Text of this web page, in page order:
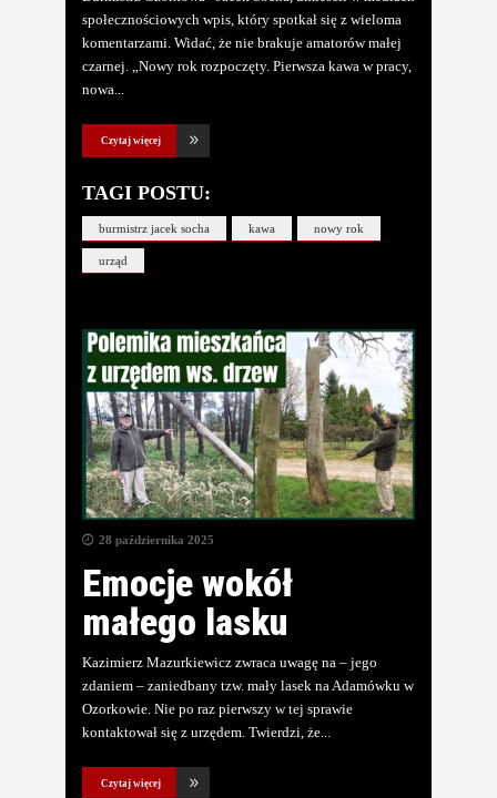
społecznościowych wpis, który spotkał się z wieloma
komentarzami. Widać, że nie brakuje amatorów małej
czarnej. „Nowy rok rozpoczęty. Pierwsza kawa w pracy,
nowa
Czytaj więcej
TAGI POSTU:
burmistrz jacek socha kawa nowy rok
urząd
28 października 2025
Emocje wokół
małego lasku
Kazimierz Mazurkiewicz zwraca uwagę na – jego
zdaniem – zaniedbany tzw. mały lasek na Adamówku w
Ozorkowie. Nie po raz pierwszy w tej sprawie
kontaktował się z urzędem. Twierdzi, że
Czytaj więcej